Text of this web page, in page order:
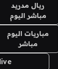
ريال مدريد
مباشر اليوم
مباريات اليوم
مباشر